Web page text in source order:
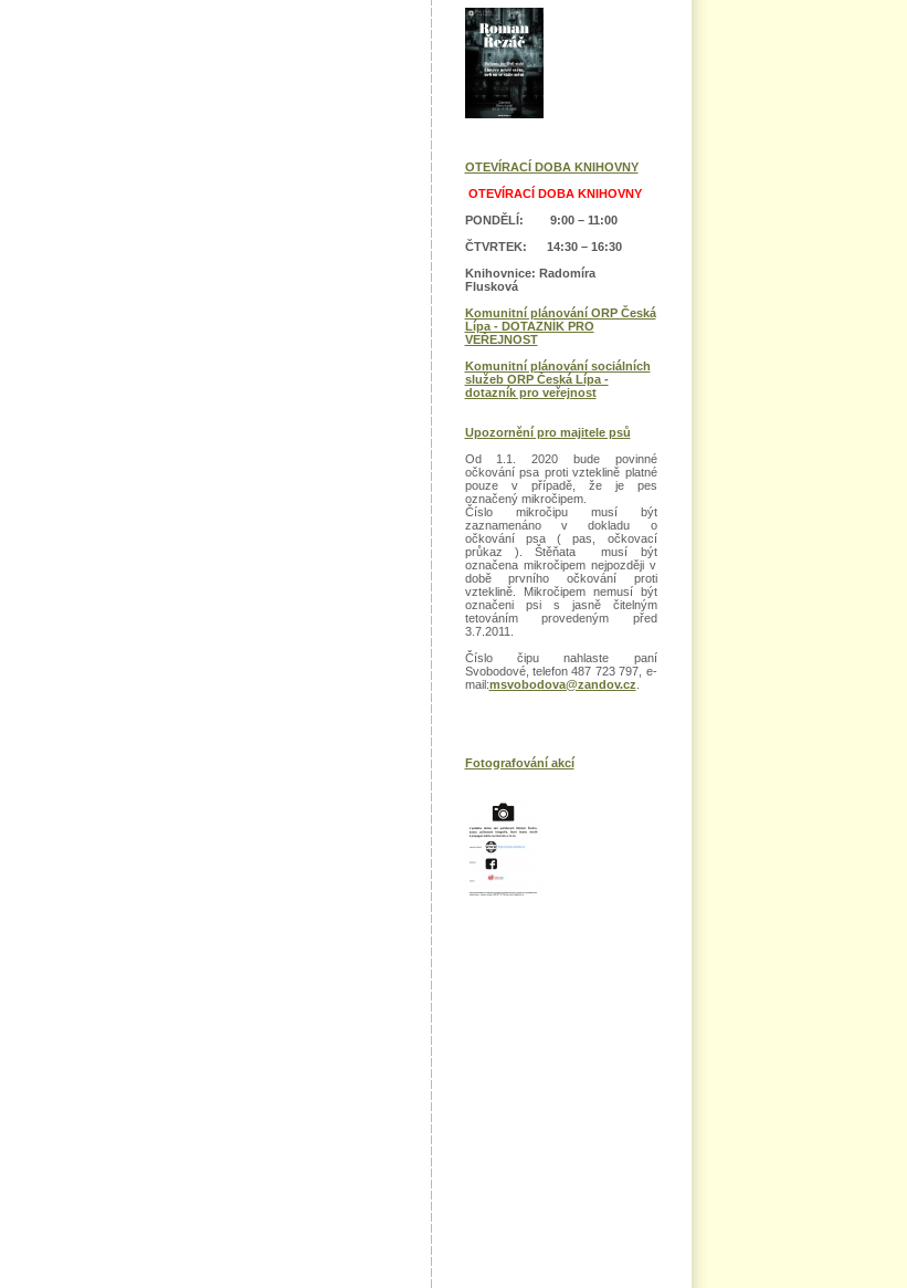
OTEVÍRACÍ DOBA KNIHOVNY
OTEVÍRACÍ DOBA KNIHOVNY
PONDĚLÍ: 9:00 – 11:00
ČTVRTEK: 14:30 – 16:30
Knihovnice: Radomíra
Flusková
Komunitní plánování ORP Česká
Lípa - DOTAZNÍK PRO
VEŘEJNOST
Komunitní plánování sociálních
služeb ORP Česká Lípa -
dotazník pro veřejnost
Upozornění pro majitele psů
Od 1.1. 2020 bude povinné
očkování psa proti vzteklině platné
pouze v případě, že je pes
označený mikročipem.
Číslo mikročipu musí být
zaznamenáno v dokladu o
očkování psa ( pas, očkovací
průkaz ). Štěňata musí být
označena mikročipem nejpozději v
době prvního očkování proti
vzteklině. Mikročipem nemusí být
označeni psi s jasně čitelným
tetováním provedeným před
3.7.2011.
Číslo čipu nahlaste paní
Svobodové, telefon 487 723 797, e-
mail:msvobodova@zandov.cz
Fotografování akcí